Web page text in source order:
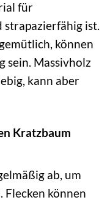
für
strapazierfähig ist.
können
sein. Massivholz
kann aber
Kratzbaum
ab, um
Flecken können